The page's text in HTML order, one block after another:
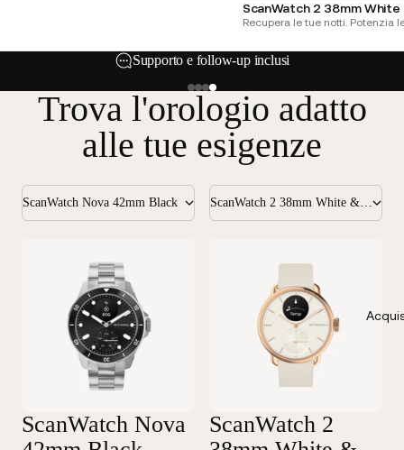
ScanWatch 2 38mm White
Recupera le tue notti. Potenzia
Supporto e follow-up inclusi
Trova l'orologio adatto
alle tue esigenze
ScanWatch Nova 42mm Black ScanWatch 2 38mm White & Rose Gold
ScanWatch Nova
ScanWatch 2